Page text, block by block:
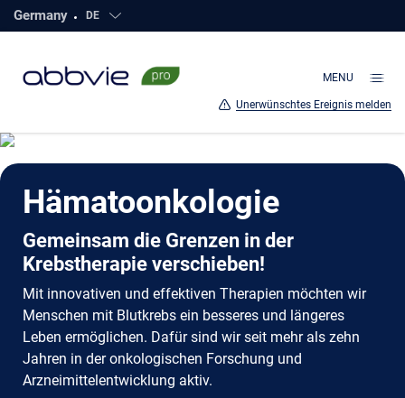
direkt
Hauptinhalt
Germany DE Click to open countries
MENU
Unerwünschtes Ereignis melden
Hämatoonkologie
Gemeinsam die Grenzen in der
Krebstherapie verschieben!
Mit innovativen und effektiven Therapien möchten wir
Menschen mit Blutkrebs ein besseres und längeres
Leben ermöglichen. Dafür sind wir seit mehr als zehn
Jahren in der onkologischen Forschung und
Arzneimittelentwicklung aktiv.